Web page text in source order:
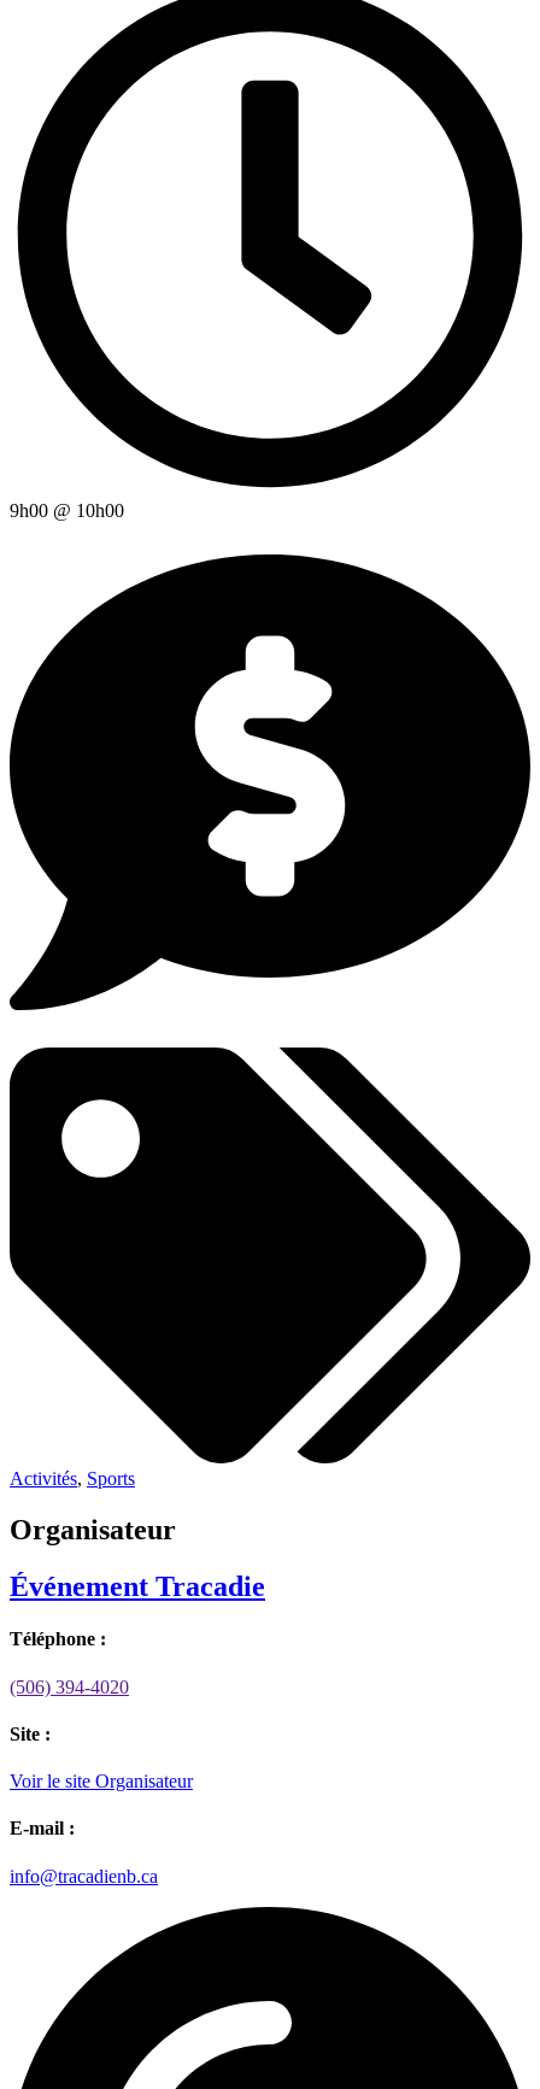
9h00 @ 10h00
Activités, Sports
Organisateur
Événement Tracadie
Téléphone :
(506) 394-4020
Site :
Voir le site Organisateur
E-mail :
info@tracadienb.ca